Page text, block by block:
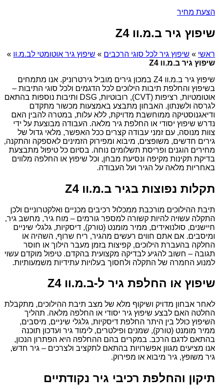
הצעת מחיר
שיפוץ גיר ב.מ.וו Z4
ראשי » שיפוץ גיר לכל סוגי הרכבים » שיפוץ גיר אוטומטי לב.מ.וו »
שיפוץ גיר ב.מ.וו Z4
שיפוץ גיר ב.מ.וו Z4 במכון גירים מוביל גירטרוניק. אנו מתמחים
בשיפוץ והחלפת תיבות הילוכים לכל הדגמים ולכל סוגי התיבות –
אוטומטיות, רציפות (CVT), רובוטיות, DSG ותיבות נוספות בהתאם
לגרסה ולשנתון. האבחון מתבצע באמצעות מכשור מתקדם
ודיאגנוסטיקה ממוחשבת מדויקת, ללא עלות, במטרה להבין האם
נדרש שיפוץ יסודי או החלפת גיר מלאה. העבודה מבוצעת על ידי
צוות מנוסה, עם זמני עבודה קצרים ככל האפשר, מלאי גדול של
גירים חדשים, משופצים, מיבוא ומפירוק הזמינים לאספקה והתקנה,
מחירים הוגנים ופריסת תשלומים נוחה. בסיום כל טיפול מתבצעת
בדיקת תקינות מקיפה ונסיעת מבחן, וכל שיפוץ או החלפה מלווים
באחריות מלאה על הגיר ועל העבודה.
תקלות נפוצות בגיר ב.מ.וו Z4
תיבת ההילוכים מורכבת ממכלול רכיבים מכניים ואלקטרוניים ולכן
התקלה עשויה להיות קשורה למספר גורמים – מוח גיר, מחשב גיר,
חיישנים, סולנואידים, ממיר מומנט (טורק), דיסקיות, גלגלי שיניים
ומיסבים. אם אתם חווים רעשים מהגיר, ריח שרוף, השהיה או
החלקה בהעברת הילוכים, קפיצות בזמן מעבר הילוך או חוסר
תגובה – חשוב להגיע לבדיקה מקצועית בהקדם. טיפול מוקדם עשוי
למנוע החמרה של התקלה ולחסוך בעלויות עתידיות משמעותיות.
שיפוץ או החלפת גיר ל-ב.מ.וו Z4
לאחר אבחון מדויק ושיקוף מלא של מצב תיבת ההילוכים, מתקבלת
החלטה האם לבצע שיפוץ גיר יסודי או החלפה מלאה. תהליך
השיפוץ כולל בין היתר החלפת דיסקיות, גלגלי שיניים, מיסבים,
ממיר מומנט (טורק), שמנים ופילטרים, לימוד גיר ועדכון תוכנה
בהתאם לדגם הרכב. במקרים בהם ההחלפה היא הפתרון הנכון,
אנו מציעים מגוון אפשרויות בהתאם לתקציב ולצרכים – גיר חדש,
גיר משופץ, גיר מיבוא או מפירוק.
תיקון והחלפת רכיבי גיר נקודתיים